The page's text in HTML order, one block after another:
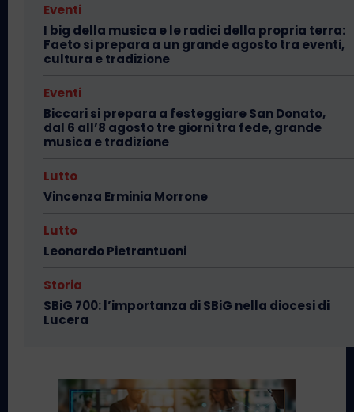
Eventi
I big della musica e le radici della propria terra:
Faeto si prepara a un grande agosto tra eventi,
cultura e tradizione
Eventi
Biccari si prepara a festeggiare San Donato,
dal 6 all’8 agosto tre giorni tra fede, grande
musica e tradizione
Lutto
Vincenza Erminia Morrone
Lutto
Leonardo Pietrantuoni
Storia
SBiG 700: l’importanza di SBiG nella diocesi di
Lucera